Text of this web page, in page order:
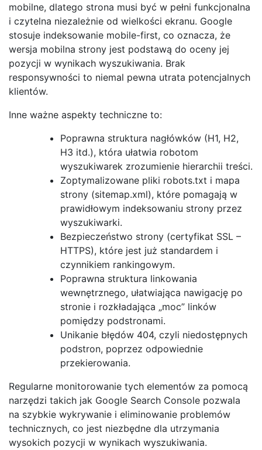
mobilne, dlatego strona musi być w pełni funkcjonalna
i czytelna niezależnie od wielkości ekranu. Google
stosuje indeksowanie mobile-first, co oznacza, że
wersja mobilna strony jest podstawą do oceny jej
pozycji w wynikach wyszukiwania. Brak
responsywności to niemal pewna utrata potencjalnych
klientów.
Inne ważne aspekty techniczne to:
Poprawna struktura nagłówków (H1, H2,
H3 itd.), która ułatwia robotom
wyszukiwarek zrozumienie hierarchii treści.
Zoptymalizowane pliki robots.txt i mapa
strony (sitemap.xml), które pomagają w
prawidłowym indeksowaniu strony przez
wyszukiwarki.
Bezpieczeństwo strony (certyfikat SSL –
HTTPS), które jest już standardem i
czynnikiem rankingowym.
Poprawna struktura linkowania
wewnętrznego, ułatwiająca nawigację po
stronie i rozkładająca „moc” linków
pomiędzy podstronami.
Unikanie błędów 404, czyli niedostępnych
podstron, poprzez odpowiednie
przekierowania.
Regularne monitorowanie tych elementów za pomocą
narzędzi takich jak Google Search Console pozwala
na szybkie wykrywanie i eliminowanie problemów
technicznych, co jest niezbędne dla utrzymania
wysokich pozycji w wynikach wyszukiwania.